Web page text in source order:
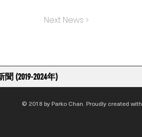
Next News >
(2019-2024年)
© 2018 by Parko Chan. Proudly created with